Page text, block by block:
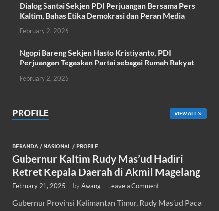
Dialog Santai Sekjen PDI Perjuangan Bersama Pers
Kaltim, Bahas Etika Demokrasi dan Peran Media
February 2, 2026
Ngopi Bareng Sekjen Hasto Kristiyanto, PDI
Perjuangan Tegaskan Partai sebagai Rumah Rakyat
February 2, 2026
PROFILE VIEW ALL
BERANDA / NASIONAL / PROFILE
Gubernur Kaltim Rudy Mas’ud Hadiri
Retret Kepala Daerah di Akmil Magelang
February 21, 2025 - byAwang - Leave a Comment
Gubernur Provinsi Kalimantan Timur, Rudy Mas’ud Pada